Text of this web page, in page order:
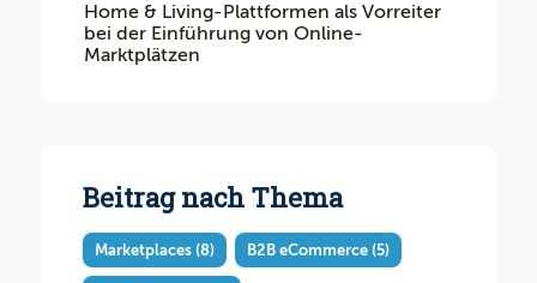
Home & Living-Plattformen als Vorreiter
bei der Einführung von Online-
Marktplätzen
Beitrag nach Thema
Marketplaces (8) B2B eCommerce (5)